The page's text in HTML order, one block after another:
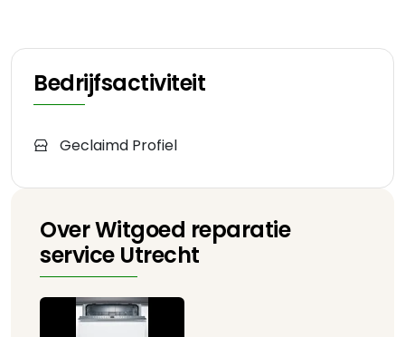
Bedrijfsactiviteit
Geclaimd Profiel
Over Witgoed reparatie
service Utrecht